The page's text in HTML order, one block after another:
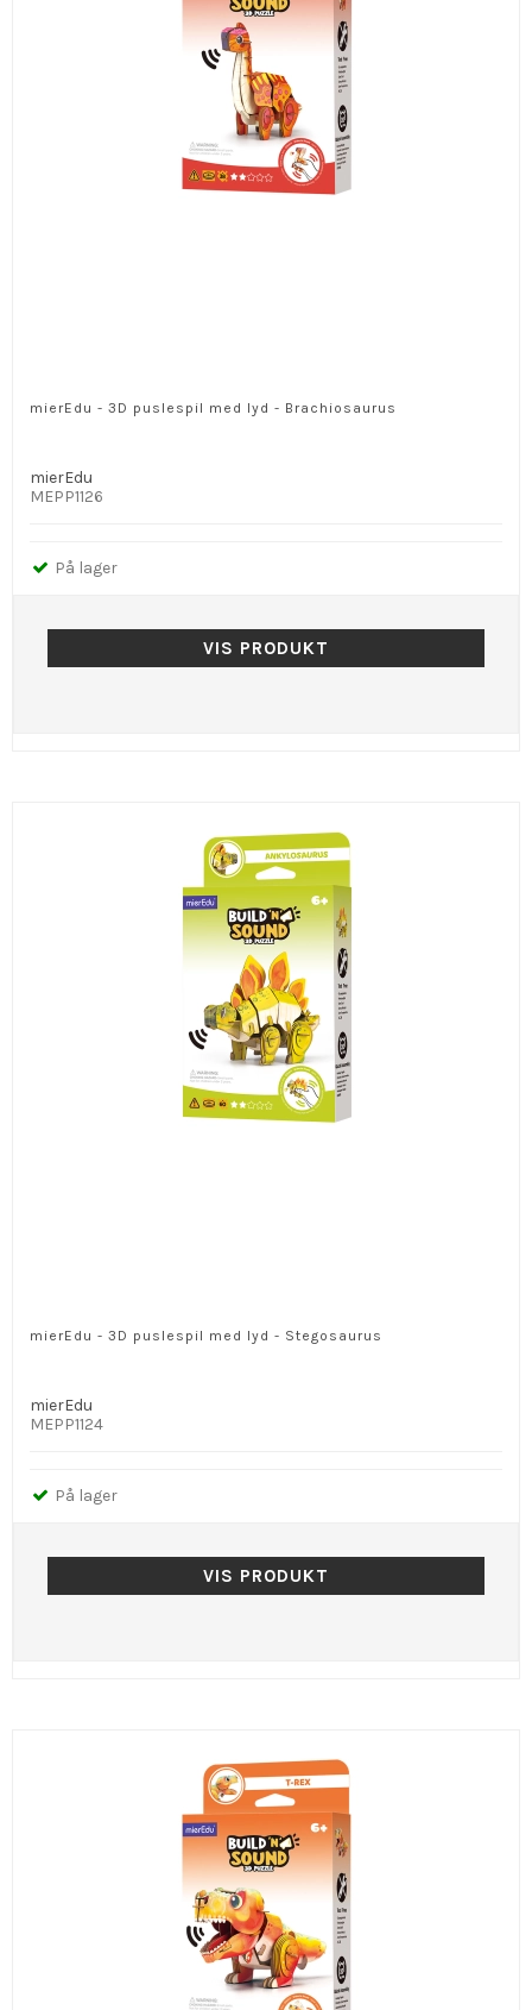
mierEdu - 3D puslespil med lyd - Brachiosaurus
mierEdu
MEPP1126
På lager
VIS PRODUKT
mierEdu - 3D puslespil med lyd - Stegosaurus
mierEdu
MEPP1124
På lager
VIS PRODUKT